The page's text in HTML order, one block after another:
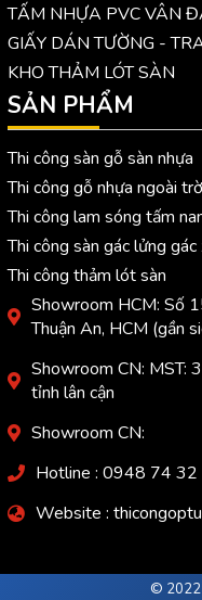
TẤM NHỰA PVC VÂN
GIẤY DÁN TƯỜNG -
KHO THẢM LÓT SÀN
SẢN PHẨM
Thi công sàn gỗ sàn nhựa
Thi công gỗ nhựa ngoài
Thi công lam sóng tấm
Thi công sàn gác lửng gác
Thi công thảm lót sàn
Showroom HCM: Số
Thuận An, HCM (gần
Showroom CN:
tỉnh lân cận
Showroom CN:
Hotline : 0948 74 32
Website :
© 2022